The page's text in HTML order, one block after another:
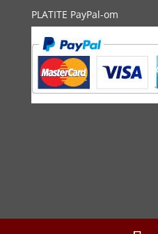
PLATITE PayPal-om